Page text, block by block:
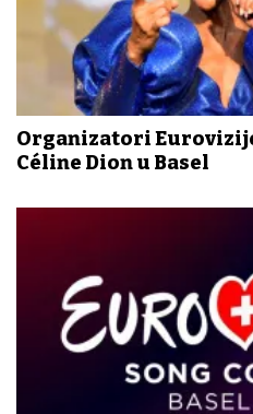
Organizatori
Céline Dion u Basel